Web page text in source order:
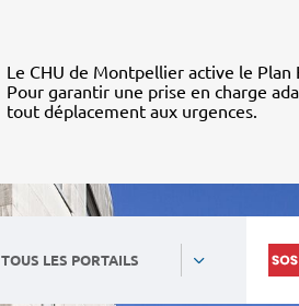
Le CHU de Montpellier active le Plan
Pour garantir une prise en charge
tout déplacement aux urgences.
TOUS LES PORTAILS